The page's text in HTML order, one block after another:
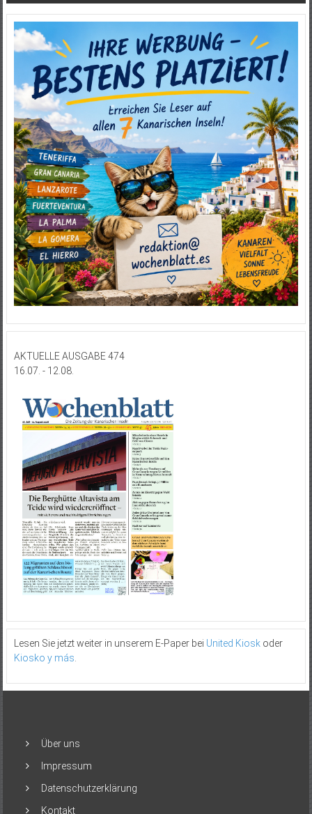
AKTUELLE AUSGABE 474
16.07. - 12.08.
Lesen Sie jetzt weiter in unserem E-Paper bei United Kioskoder
Kiosko y más
Über uns
Impressum
Datenschutzerklärung
Kontakt